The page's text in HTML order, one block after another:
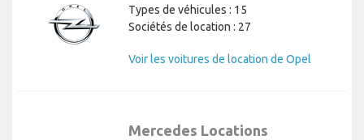
Types de véhicules : 15
Sociétés de location : 27
Voir les voitures de location de Opel
Mercedes Locations